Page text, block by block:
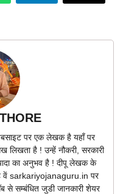
पर एक लेखक है यहाँ पर
लिखता है ! उन्हें नौकरी, सरकारी
का अनुभव है ! दीपू लेखक के
है वें sarkariyojanaguru.in पर
से सम्बंधित जुडी जानकारी शेयर